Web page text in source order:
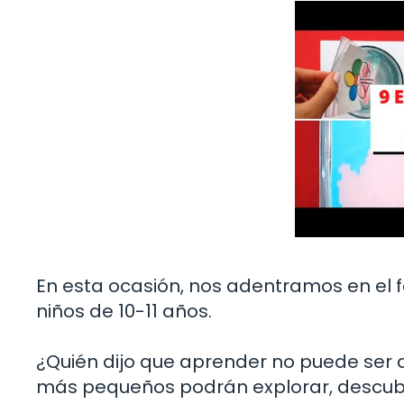
En esta ocasión, nos adentramos en
niños de 10-11 años.
¿Quién dijo que aprender no puede
más pequeños podrán explorar,